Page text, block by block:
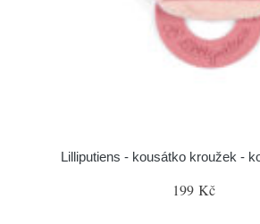
Lilliputiens - kousátko kroužek -
199 Kč